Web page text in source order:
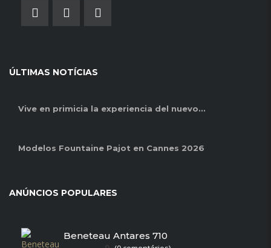
ÚLTIMAS NOTÍCIAS
Vive en primicia la experiencia del nuevo...
Modelos Fountaine Pajot en Cannes 2026
ANÚNCIOS POPULARES
Beneteau Antares 710